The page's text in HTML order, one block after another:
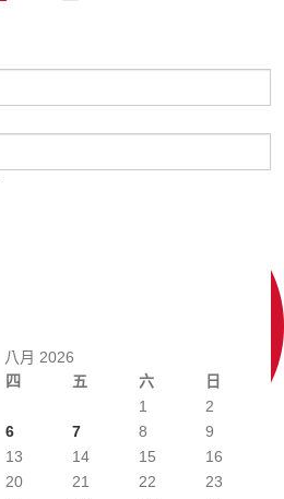
八月 2026
四 五 六 日
1
2
6 7 8
9
13 14 15
16
20 21 22
23